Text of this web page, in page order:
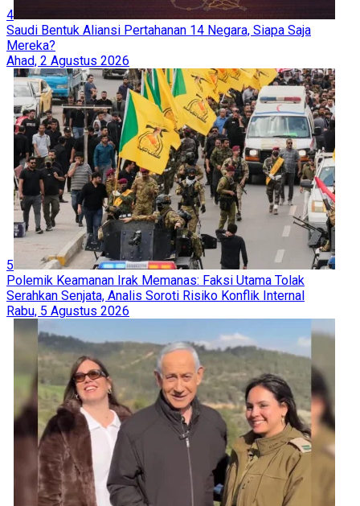
4
Saudi Bentuk Aliansi Pertahanan 14 Negara, Siapa Saja
Mereka?
Ahad, 2 Agustus 2026
5
Polemik Keamanan Irak Memanas: Faksi Utama Tolak
Serahkan Senjata, Analis Soroti Risiko Konflik Internal
Rabu, 5 Agustus 2026